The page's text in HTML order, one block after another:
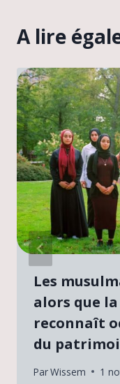
A lire
Les
alors que la
reconnaît
du
ParWissem 1